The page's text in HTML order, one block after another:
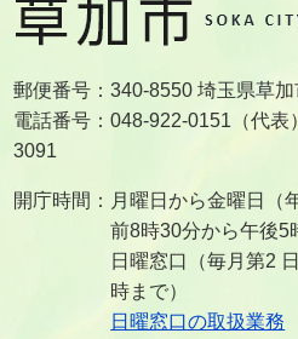
郵便番号：340-8550 埼玉県草
電話番号：048-922-0151（代
3091
開庁時間：月曜日から金曜日（
前8時30分から午後5
日曜窓口（毎月第2
時まで）
日曜窓口の取扱業務